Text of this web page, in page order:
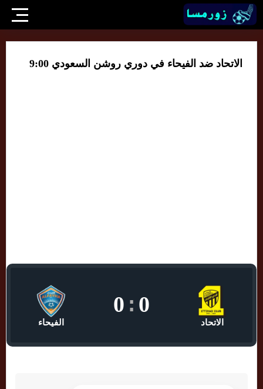
الاتحاد ضد الفيحاء في دوري روشن السعودي 9:00
الاتحاد
0
:
0
الفيحاء